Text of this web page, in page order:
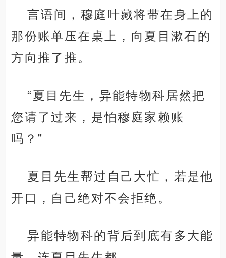
言语间，穆庭叶藏将带在身上的
那份账单压在桌上，向夏目漱石的
方向推了推。
“夏目先生，异能特物科居然把
您请了过来，是怕穆庭家赖账
吗？”
夏目先生帮过自己大忙，若是他
开口，自己绝对不会拒绝。
异能特物科的背后到底有多大能